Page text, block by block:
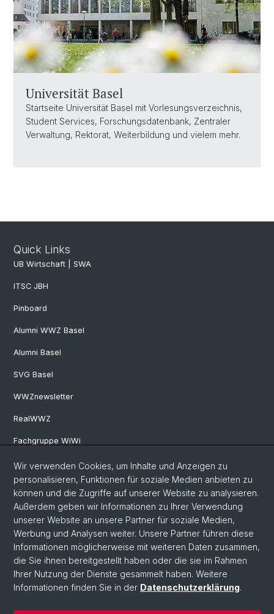
Universität Basel
Startseite Universität Basel mit Vorlesungsverzeichnis,
Student Services, Forschungsdatenbank, Zentraler
Verwaltung, Rektorat, Weiterbildung und vielem mehr.
Quick Links
UB Wirtschaft | SWA
ITSC JBH
Pinboard
Alumni WWZ Basel
Alumni Basel
SVG Basel
WWZnewsletter
RealWWZ
Fachgruppe WiWi
Social Media
LinkedIn
Youtube
WWZFaculty Blog
Wir verwenden Cookies, um Inhalte und Anzeigen zu
personalisieren, Funktionen für soziale Medien anbieten zu
können und die Zugriffe auf unserer Website zu analysieren.
Außerdem geben wir Informationen zu Ihrer Verwendung
unserer Website an unsere Partner für soziale Medien,
Werbung und Analysen weiter. Unsere Partner führen diese
Informationen möglicherweise mit weiteren Daten zusammen,
die Sie ihnen bereitgestellt haben oder die sie im Rahmen
Ihrer Nutzung der Dienste gesammelt haben. Weitere
Informationen finden Sie in der Datenschutzerklärung.